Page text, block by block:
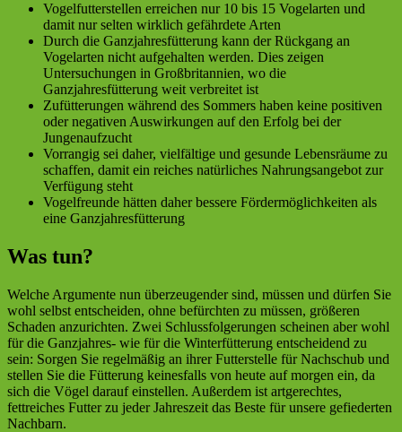
Vogelfutterstellen erreichen nur 10 bis 15 Vogelarten und
damit nur selten wirklich gefährdete Arten
Durch die Ganzjahresfütterung kann der Rückgang an
Vogelarten nicht aufgehalten werden. Dies zeigen
Untersuchungen in Großbritannien, wo die
Ganzjahresfütterung weit verbreitet ist
Zufütterungen während des Sommers haben keine positiven
oder negativen Auswirkungen auf den Erfolg bei der
Jungenaufzucht
Vorrangig sei daher, vielfältige und gesunde Lebensräume zu
schaffen, damit ein reiches natürliches Nahrungsangebot zur
Verfügung steht
Vogelfreunde hätten daher bessere Fördermöglichkeiten als
eine Ganzjahresfütterung
Was tun?
Welche Argumente nun überzeugender sind, müssen und dürfen Sie
wohl selbst entscheiden, ohne befürchten zu müssen, größeren
Schaden anzurichten. Zwei Schlussfolgerungen scheinen aber wohl
für die Ganzjahres- wie für die Winterfütterung entscheidend zu
sein: Sorgen Sie regelmäßig an ihrer Futterstelle für Nachschub und
stellen Sie die Fütterung keinesfalls von heute auf morgen ein, da
sich die Vögel darauf einstellen. Außerdem ist artgerechtes,
fettreiches Futter zu jeder Jahreszeit das Beste für unsere gefiederten
Nachbarn.